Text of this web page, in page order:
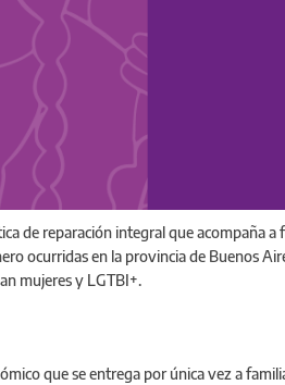
de reparación integral que acompaña
ocurridas en la provincia de Buenos
mujeres y LGTBI+.
que se entrega por única vez a